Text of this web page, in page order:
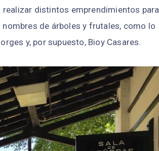
realizar distintos emprendimientos para
de árboles y frutales, como lo
y, por supuesto, Bioy Casares.